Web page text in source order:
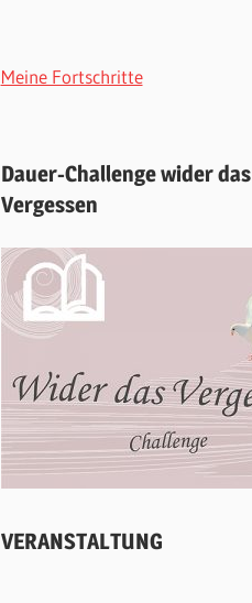
Meine Fortschritte
Dauer-Challenge wider das
Vergessen
VERANSTALTUNG